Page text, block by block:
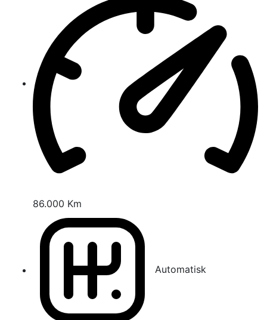
86.000 Km
Automatisk